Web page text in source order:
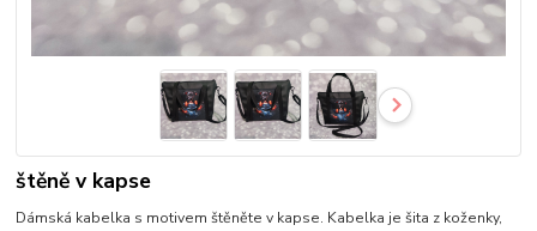
štěně v kapse
Dámská kabelka s motivem štěněte v kapse. Kabelka je šita z koženky,